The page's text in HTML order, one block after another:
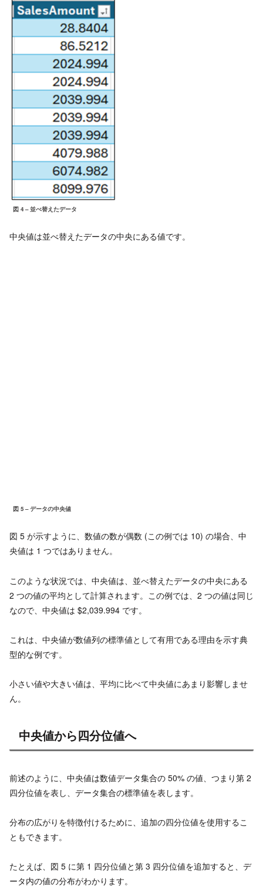
図 4 – 並べ替えたデータ
中央値は並べ替えたデータの中央にある値です。
図 5 – データの中央値
図 5 が示すように、数値の数が偶数 (この例では 10) の場合、中
央値は 1 つではありません。
このような状況では、中央値は、並べ替えたデータの中央にある
2 つの値の平均として計算されます。この例では、2 つの値は同じ
なので、中央値は $2,039.994 です。
これは、中央値が数値列の標準値として有用である理由を示す典
型的な例です。
小さい値や大きい値は、平均に比べて中央値にあまり影響しませ
ん。
中央値から四分位値へ
前述のように、中央値は数値データ集合の 50% の値、つまり第 2
四分位値を表し、データ集合の標準値を表します。
分布の広がりを特徴付けるために、追加の四分位値を使用するこ
ともできます。
たとえば、図 5 に第 1 四分位値と第 3 四分位値を追加すると、デ
ータ内の値の分布がわかります。